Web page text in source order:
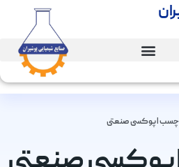
چسب اپوکسی صنعتی